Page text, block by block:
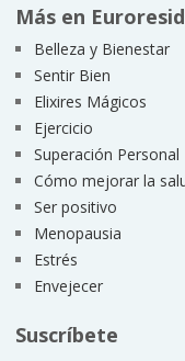
Más en
Belleza y Bienestar
Sentir Bien
Elixires Mágicos
Ejercicio
Superación Personal
Cómo mejorar la
Ser positivo
Menopausia
Estrés
Envejecer
Suscríbete